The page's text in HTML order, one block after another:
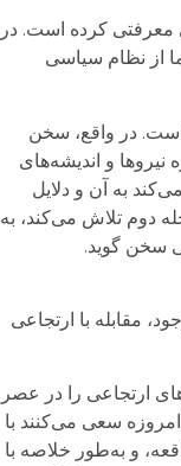
انقلاب ۵۷ را مالامال از سوگیری‌های معرفتی کرده است. در
از نظام سیاسی
در واقع، سخن
نیروها و اندیشه‌های
همراه می‌آورد، تلاش می‌کند به آن و دلایل
دوم تلاش می‌کند، به
موجود، مقابله با ارتجاعی
ارتجاعی را در عصر
انقلاب ۵۷ است. در موضوع انقلاب ۵۷ نیروهای ارتجاع امروزه سعی می‌کنند با
و به‌طور خلاصه با